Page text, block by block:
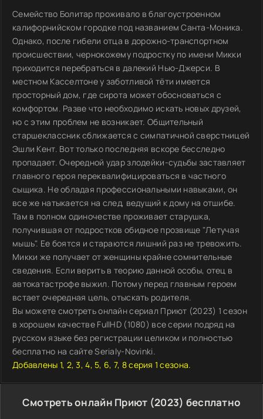
Семейство Болитар проживало в благоустроенном
калифорнийском городке под названием Санта-Моника.
Однако, после гибели отца в дорожно-транспортном
происшествии, чернокожему подростку по имени Микки
приходится перебраться в далекий Нью-Джерси. В
местном Касселтоне у заботливой тёти имеется
просторный дом, где сирота может обосноваться с
комфортом. Разве что необходимо искать новых друзей,
но с этим проблем не возникает. Общительный
старшеклассник сближается с симпатичной сверстницей
Эшли Кент. Вот только последняя вскоре бесследно
пропадает. Очередной удар злодейки-судьбы заставляет
главного героя переквалифицироваться в частного
сыщика. Не обладая профессиональными навыками, он
все же натыкается на след, ведущий к дому на отшибе.
Там в полном одиночестве проживает старушка,
получившая от подростков обидное прозвище "Летучая
мышь". Ее боятся и стараются лишний раз не тревожить.
Микки же получает от женщины крайне сомнительные
сведения. Если верить в теорию данной особы, отец в
автокатастрофе выжил. Потому перед главным героем
встает очередная цель, отыскать родителя.
Вы можете смотреть онлайн сериал Приют (2023) 1 сезон
в хорошем качестве FullHD (1080) все серии подряд на
русском языке без регистрации целиком и полностью
бесплатно на сайте Serialy-Novinki.
Добавлены 1, 2, 3, 4, 5, 6, 7, 8 серия 1 сезона.
Смотреть онлайн Приют (2023) бесплатно